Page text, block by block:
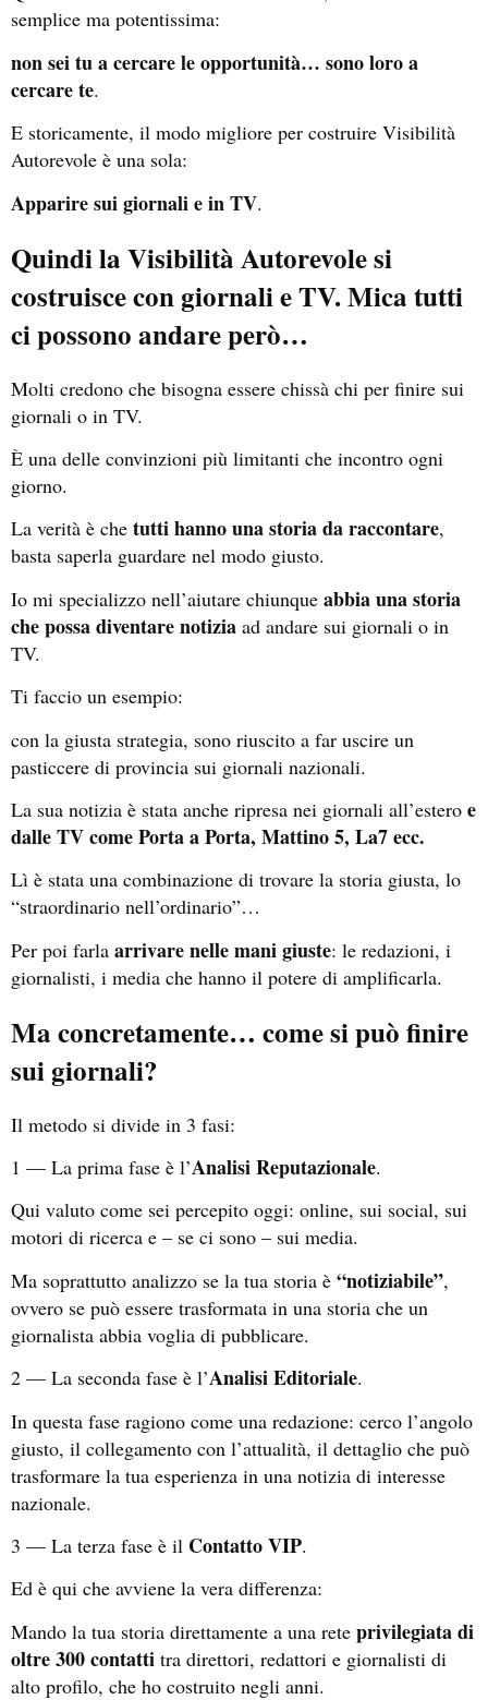
semplice ma potentissima:
non sei tu a cercare le opportunità… sono loro a
cercare te.
E storicamente, il modo migliore per costruire Visibilità
Autorevole è una sola:
Apparire sui giornali e in TV.
Quindi la Visibilità Autorevole si
costruisce con giornali e TV. Mica tutti
ci possono andare però…
Molti credono che bisogna essere chissà chi per finire sui
giornali o in TV.
È una delle convinzioni più limitanti che incontro ogni
giorno.
La verità è che tutti hanno una storia da raccontare,
basta saperla guardare nel modo giusto.
Io mi specializzo nell’aiutare chiunque abbia una storia
che possa diventare notizia ad andare sui giornali o in
TV.
Ti faccio un esempio:
con la giusta strategia, sono riuscito a far uscire un
pasticcere di provincia sui giornali nazionali.
La sua notizia è stata anche ripresa nei giornali all’estero e
dalle TV come Porta a Porta, Mattino 5, La7 ecc.
Lì è stata una combinazione di trovare la storia giusta, lo
“straordinario nell’ordinario”…
Per poi farla arrivare nelle mani giuste: le redazioni, i
giornalisti, i media che hanno il potere di amplificarla.
Ma concretamente… come si può finire
sui giornali?
Il metodo si divide in 3 fasi:
1 — La prima fase è l’Analisi Reputazionale.
Qui valuto come sei percepito oggi: online, sui social, sui
motori di ricerca e – se ci sono – sui media.
Ma soprattutto analizzo se la tua storia è “notiziabile”,
ovvero se può essere trasformata in una storia che un
giornalista abbia voglia di pubblicare.
2 — La seconda fase è l’Analisi Editoriale.
In questa fase ragiono come una redazione: cerco l’angolo
giusto, il collegamento con l’attualità, il dettaglio che può
trasformare la tua esperienza in una notizia di interesse
nazionale.
3 — La terza fase è il Contatto VIP.
Ed è qui che avviene la vera differenza:
Mando la tua storia direttamente a una rete privilegiata di
oltre 300 contatti tra direttori, redattori e giornalisti di
alto profilo, che ho costruito negli anni.